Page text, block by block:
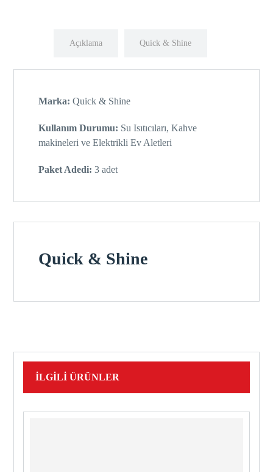
Açıklama Quick & Shine
Marka: Quick & Shine
Kullanım Durumu: Su Isıtıcıları, Kahve
makineleri ve Elektrikli Ev Aletleri
Paket Adedi: 3 adet
Quick & Shine
İLGILI ÜRÜNLER